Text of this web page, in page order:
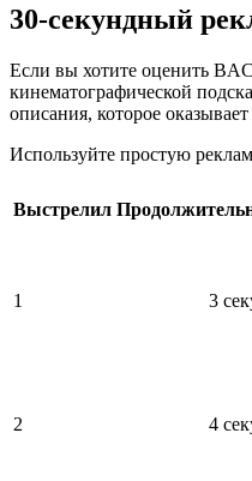
30-секундный
Если вы хотите оценить
кинематографической
описания, которое
Используйте простую
Выстрелил
1 3
2 4